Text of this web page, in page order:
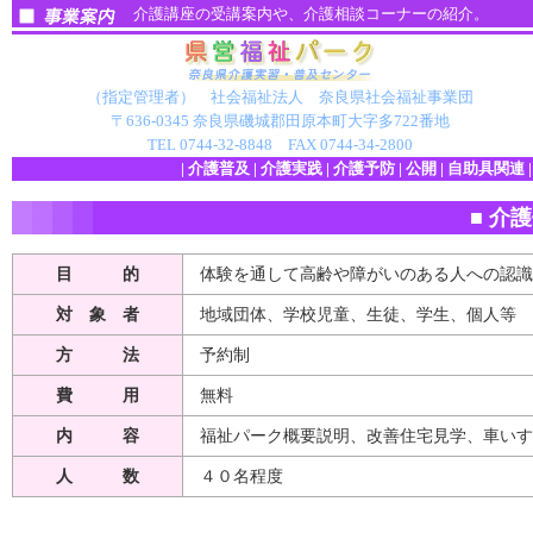
介護講座の受講案内や、介護相談コーナーの紹介。
（指定管理者） 社会福祉法人 奈良県社会福祉事業団
〒636-0345 奈良県磯城郡田原本町大字多722番地
TEL 0744-32-8848 FAX 0744-34-2800
| 介護普及 | 介護実践 | 介護予防 | 公開 | 自助具関連
■ 介
目 的 体験を通して高齢や障がいのある人への認
対 象 者 地域団体、学校児童、生徒、学生、個人等
方 法 予約制
費 用 無料
内 容 福祉パーク概要説明、改善住宅見学、車い
人 数 ４０名程度